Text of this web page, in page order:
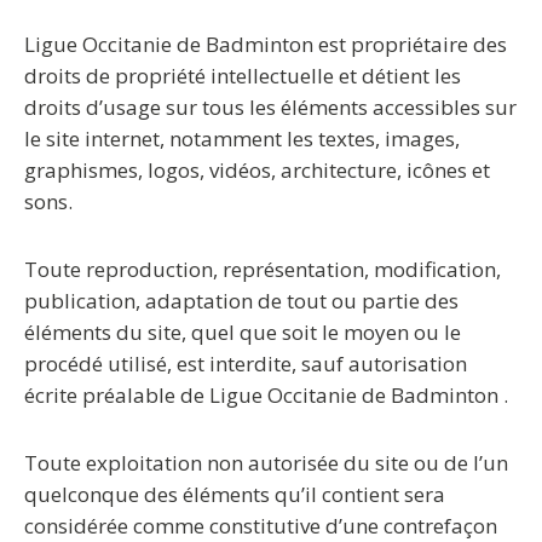
Ligue Occitanie de Badminton est propriétaire des
droits de propriété intellectuelle et détient les
droits d’usage sur tous les éléments accessibles sur
le site internet, notamment les textes, images,
graphismes, logos, vidéos, architecture, icônes et
sons.
Toute reproduction, représentation, modification,
publication, adaptation de tout ou partie des
éléments du site, quel que soit le moyen ou le
procédé utilisé, est interdite, sauf autorisation
écrite préalable de Ligue Occitanie de Badminton .
Toute exploitation non autorisée du site ou de l’un
quelconque des éléments qu’il contient sera
considérée comme constitutive d’une contrefaçon